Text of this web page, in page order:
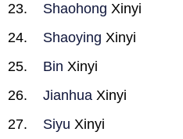
Shaohong Xinyi
Shaoying Xinyi
Bin Xinyi
Jianhua Xinyi
Siyu Xinyi